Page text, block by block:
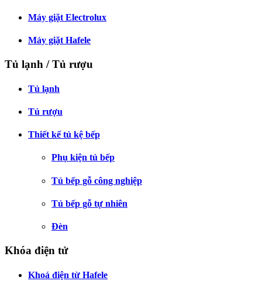
Máy giặt Electrolux
Máy giặt Hafele
Tủ lạnh / Tủ rượu
Tủ lạnh
Tủ rượu
Thiết kế tủ kệ bếp
Phụ kiện tủ bếp
Tủ bếp gỗ công nghiệp
Tủ bếp gỗ tự nhiên
Đèn
Khóa điện tử
Khoá điện từ Hafele